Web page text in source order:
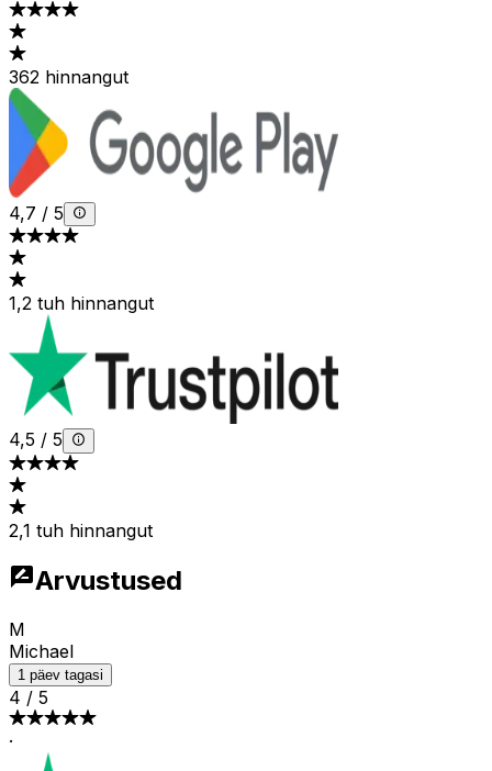
362 hinnangut
4,7 / 5
1,2 tuh hinnangut
4,5 / 5
2,1 tuh hinnangut
Arvustused
M
Michael
1 päev tagasi
4 / 5
·